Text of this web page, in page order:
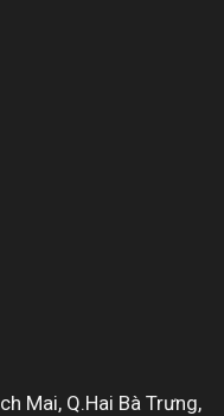
Mai, Q.Hai Bà Trưng,